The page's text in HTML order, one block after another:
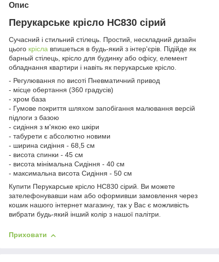
Опис
Перукарське крісло HC830 сірий
Сучасний і стильний стілець. Простий, нескладний дизайн
цього крісла впишеться в будь-який з інтер'єрів. Підійде як
барный стілець, крісло для будинку або офісу, елемент
обладнання квартири і навіть як перукарське крісло.
- Регулювання по висоті Пневматичний привод
- місце обертання (360 градусів)
- хром база
- Гумове покриття шляхом запобігання малювання версій
підлоги з базою
- сидіння з м'якою еко шкіри
- табурети є абсолютно новими
- ширина сидіння - 68,5 см
- висота спинки - 45 см
- висота мінімальна Сидіння - 40 см
- максимальна висота Сидіння - 50 см
Купити Перукарське крісло HC830 сірий. Ви можете
зателефонувавши нам або оформивши замовлення через
кошик нашого інтернет магазину, так у Вас є можливість
вибрати будь-який інший колір з нашої палітри.
Приховати